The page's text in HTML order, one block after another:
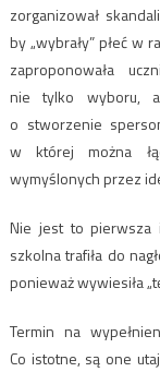
zorganizował
by „wybrały” płeć w
zaproponowała
nie tylko wyboru,
o stworzenie
w której można
wymyślonych przez
Nie jest to pierwsza
szkolna trafiła do
ponieważ wywiesiła
Termin na
Co istotne, są one